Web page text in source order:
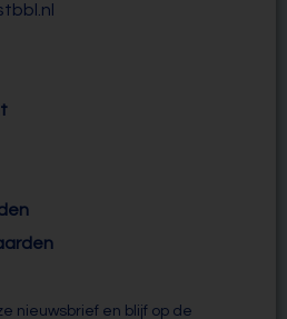
nieuwsbrief en blijf op de